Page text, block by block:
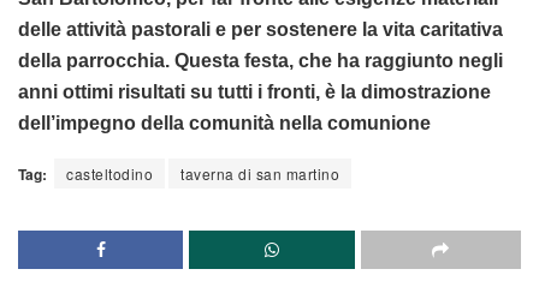
delle attività pastorali e per sostenere la vita caritativa
della parrocchia. Questa festa, che ha raggiunto negli
anni ottimi risultati su tutti i fronti, è la dimostrazione
dell’impegno della comunità nella comunione
Tag: casteltodino taverna di san martino